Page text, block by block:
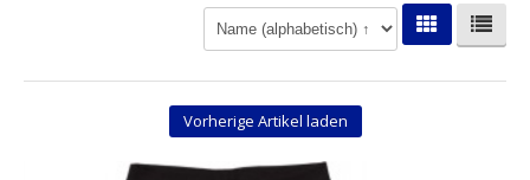
Kochen & Grillen
Aufkleber & Handys & Mousepads
Vorherige Artikel laden